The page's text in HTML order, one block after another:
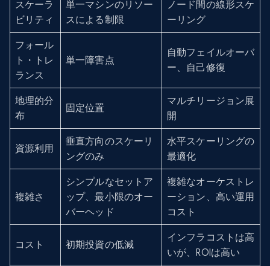
スケーラ
ビリティ
単一マシンのリソー
スによる制限
ノード間の線形スケ
ーリング
フォール
ト・トレ
ランス
単一障害点
自動フェイルオーバ
ー、自己修復
地理的分
布
固定位置
マルチリージョン展
開
資源利用
垂直方向のスケーリ
ングのみ
水平スケーリングの
最適化
複雑さ
シンプルなセットア
ップ、最小限のオー
バーヘッド
複雑なオーケストレ
ーション、高い運用
コスト
コスト 初期投資の低減
インフラコストは高
いが、ROIは高い